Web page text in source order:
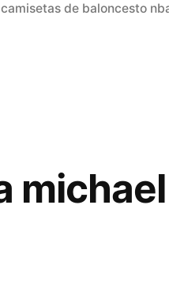
de baloncesto